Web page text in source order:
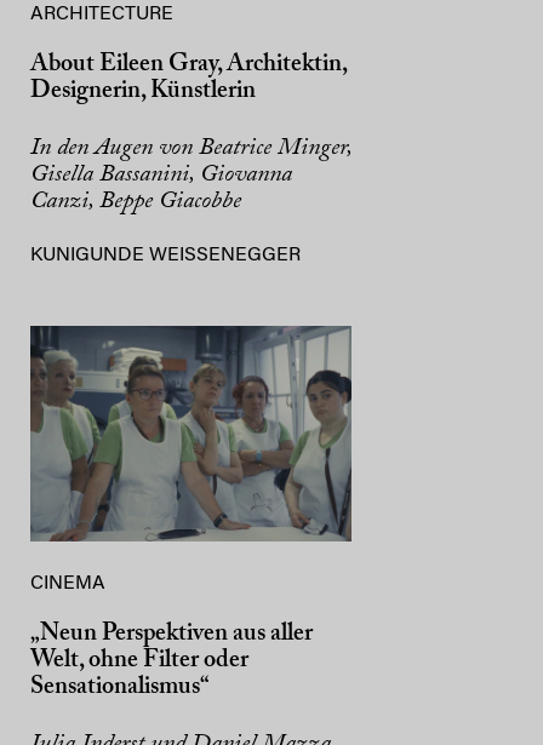
ARCHITECTURE
About Eileen Gray, Architektin,
Designerin, Künstlerin
In den Augen von Beatrice Minger,
Gisella Bassanini, Giovanna
Canzi, Beppe Giacobbe
KUNIGUNDE WEISSENEGGER
CINEMA
„Neun Perspektiven aus aller
Welt, ohne Filter oder
Sensationalismus“